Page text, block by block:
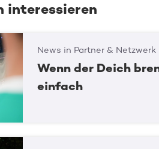
interessieren
News in Partner & Netzwerk
Wenn der Deich
einfach